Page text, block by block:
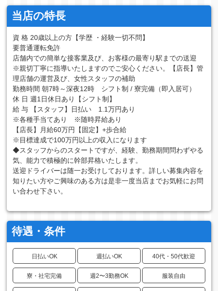
当店の特長
資 格 20歳以上の方【学歴 ・経験一切不問】
要普通運転免許
店舗内での簡単な接客業及び、お客様の最寄り駅までの送迎
※親切丁寧に指導いたしますのでご安心ください。【店長】管
理店舗の運営及び、女性スタッフの補助
勤務時間 朝7時～深夜12時 シフト制 / 寮完備（即入居可）
休 日 週1日休日あり【シフト制】
給 与 【スタッフ】日払い 1.1万円あり
※各種手当てあり ※随時昇給あり
【店長】月給60万円【固定】+歩合給
※目標達成で100万円以上の収入になります
◆スタッフからのスタートですが、経験、勤務期間問わずやる
気、能力で積極的に幹部昇格いたします。
送迎ドライバーは随一お受けしております。詳しい募集内容を
知りたい方やご興味のある方は是非一度当店までお気軽にお問
い合わせ下さい。
待遇・条件
日払いOK 週払いOK 40代・50代歓迎
寮・社宅完備 週2〜3勤務OK 服装自由